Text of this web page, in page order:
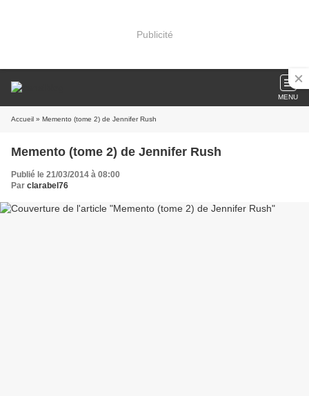
Publicité
MENU
Accueil » Memento (tome 2) de Jennifer Rush
Memento (tome 2) de Jennifer Rush
Publié le 21/03/2014 à 08:00
Par clarabel76